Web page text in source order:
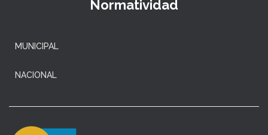
Normatividad
MUNICIPAL
NACIONAL